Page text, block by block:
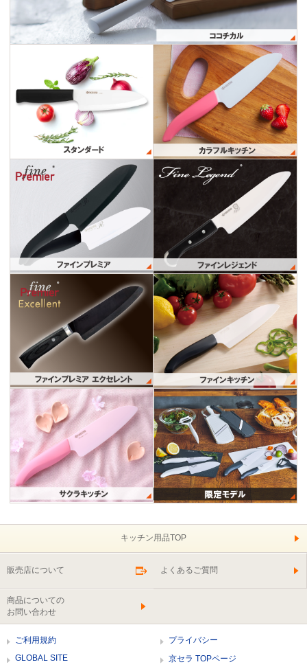
キッチン用品TOP
販売店について よくあるご質問
商品についての
お問い合わせ
ご利用規約
プライバシー
GLOBAL SITE
京セラ TOPページ